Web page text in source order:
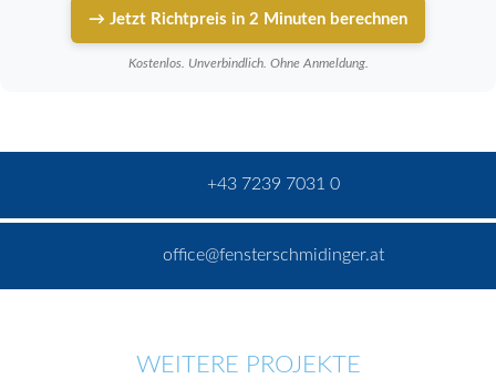
→ Jetzt Richtpreis in 2 Minuten berechnen
Kostenlos. Unverbindlich. Ohne Anmeldung.
+43 7239 7031 0
office@fensterschmidinger.at
WEITERE PROJEKTE